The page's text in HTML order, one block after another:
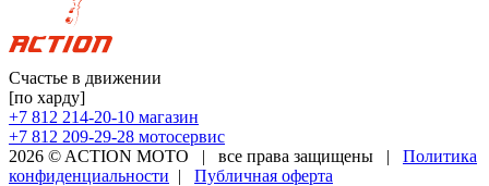
Счастье в движении
[по харду]
+7 812 214-20-10 магазин
+7 812 209-29-28 мотосервис
2026 © ACTION MOTO | все права защищены |
Политика
конфиденциальности | Публичная оферта